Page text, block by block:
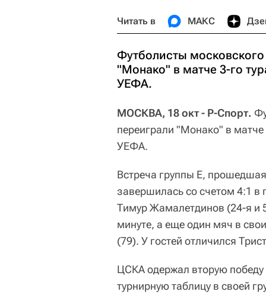
Читать в МАКС
Футболисты
"Монако" в матче 3-го
УЕФА.
МОСКВА, 18 окт - Р-Спорт.
переиграли "Монако" в
УЕФА.
Встреча группы Е,
завершилась со счетом 4:1 в
Тимур Жамалетдинов (24-я и
минуте, а еще один мяч в
(79). У гостей отличился
ЦСКА одержал вторую победу
турнирную таблицу в своей